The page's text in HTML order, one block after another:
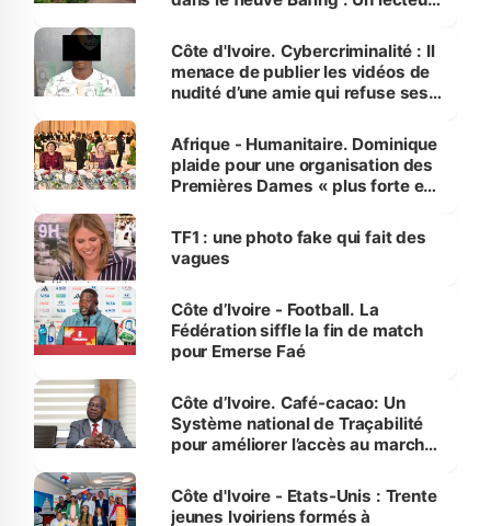
des Transports
Côte d'Ivoire. Cybercriminalité : Il
menace de publier les vidéos de
nudité d’une amie qui refuse ses
Afrique - Humanitaire. Dominique
plaide pour une organisation des
Premières Dames « plus forte et
sur la scène internationale »
TF1 : une photo fake qui fait des
vagues
Côte d’Ivoire - Football. La
Fédération siffle la fin de match
pour Emerse Faé
Côte d’Ivoire. Café-cacao: Un
Système national de Traçabilité
pour améliorer l’accès au marché
Côte d'Ivoire - Etats-Unis : Trente
jeunes Ivoiriens formés à